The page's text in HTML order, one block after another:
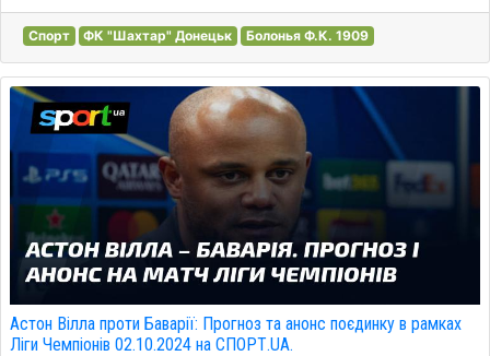
Спорт ФК "Шахтар" Донецьк Болонья Ф.К. 1909
Астон Вілла проти Баварії: Прогноз та анонс поєдинку в рамках
Ліги Чемпіонів 02.10.2024 на СПОРТ.UA.